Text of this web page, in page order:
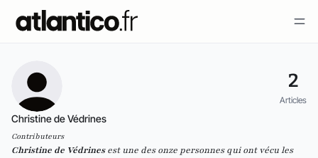
2
Articles
Christine de Védrines
Contributeurs
Christine de Védrinesest une des onze personnes qui ont vécu les